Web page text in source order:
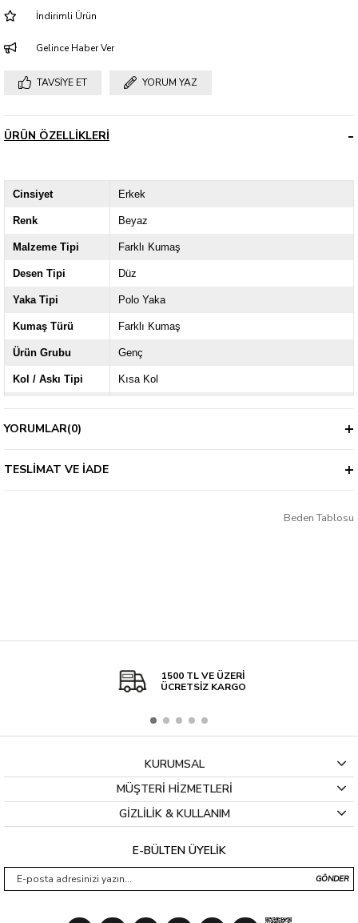
İndirimli Ürün
Gelince Haber Ver
TAVSIYE ET YORUM YAZ
ÜRÜN ÖZELLIKLERI
Cinsiyet Erkek
Renk Beyaz
Malzeme Tipi Farklı Kumaş
Desen Tipi Düz
Yaka Tipi Polo Yaka
Kumaş Türü Farklı Kumaş
Ürün Grubu Genç
Kol / Askı Tipi Kısa Kol
Kalınlık
YORUMLAR(0)
TESLIMAT VE İADE
Beden Tablosu
1500 TL VE ÜZERİ
ÜCRETSİZ KARGO
KURUMSAL
MÜŞTERİ HİZMETLERİ
GİZLİLİK & KULLANIM
E-BÜLTEN ÜYELİK
GÖNDER